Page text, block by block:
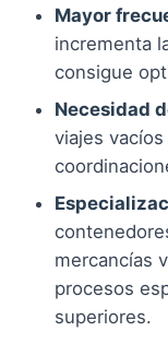
Mayor
incrementa
consigue
Necesidad
viajes
mercancías
procesos
superiores.